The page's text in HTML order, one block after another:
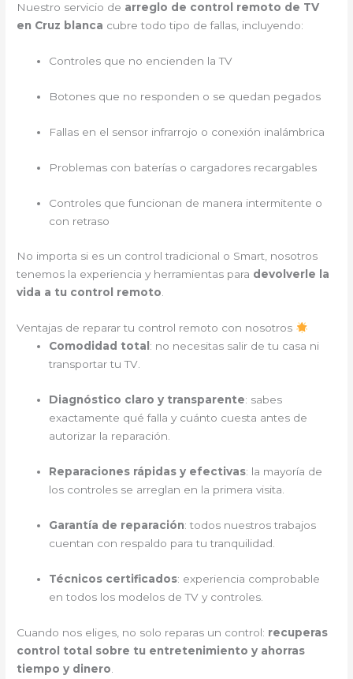
Nuestro servicio de arreglo de control remoto de TV
en Cruz blanca cubre todo tipo de fallas, incluyendo:
Controles que no encienden la TV
Botones que no responden o se quedan pegados
Fallas en el sensor infrarrojo o conexión inalámbrica
Problemas con baterías o cargadores recargables
Controles que funcionan de manera intermitente o
con retraso
No importa si es un control tradicional o Smart, nosotros
tenemos la experiencia y herramientas para devolverle la
vida a tu control remoto.
Ventajas de reparar tu control remoto con nosotros
Comodidad total : no necesitas salir de tu casa ni
transportar tu TV.
Diagnóstico claro y transparente: sabes
exactamente qué falla y cuánto cuesta antes de
autorizar la reparación.
Reparaciones rápidas y efectivas: la mayoría de
los controles se arreglan en la primera visita.
Garantía de reparación: todos nuestros trabajos
cuentan con respaldo para tu tranquilidad.
Técnicos certificados: experiencia comprobable
en todos los modelos de TV y controles.
Cuando nos eliges, no solo reparas un control: recuperas
control total sobre tu entretenimiento y ahorras
tiempo y dinero